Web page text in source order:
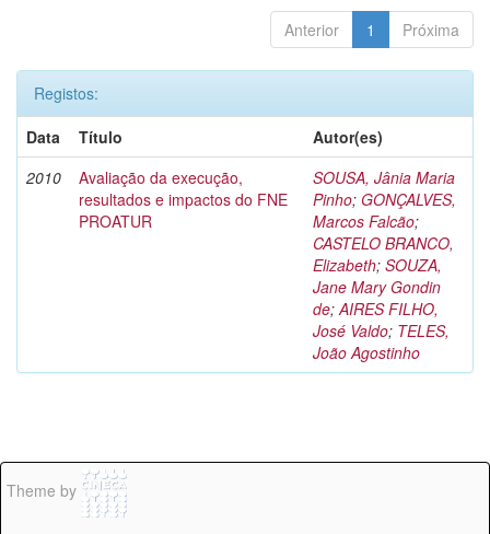
Anterior 1 Próxima
Registos:
Data
Título
Autor(es)
2010
Avaliação da execução,
resultados e impactos do FNE
PROATUR
SOUSA, Jânia Maria
Pinho; GONÇALVES,
Marcos Falcão;
CASTELO BRANCO,
Elizabeth; SOUZA,
Jane Mary Gondin
de;AIRES FILHO,
José Valdo; TELES,
João Agostinho
Theme by